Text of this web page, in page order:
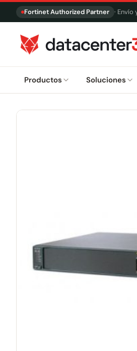
Fortinet Authorized Partner ·
Productos Soluciones